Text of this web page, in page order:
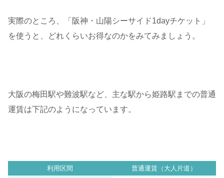
実際のところ、「阪神・山陽シーサイド1dayチケット」
を使うと、どれくらいお得なのかをみてみましょう。
大阪の梅田駅や難波駅など、主な駅から姫路駅までの普通
運賃は下記のようになっています。
利用区間 普通運賃（大人片道）